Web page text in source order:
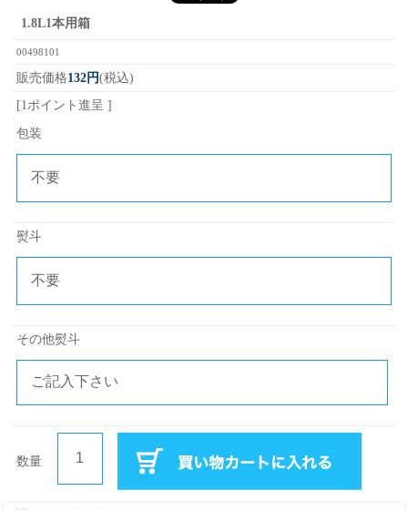
1.8L1本用箱
00498101
販売価格132円(税込)
[1ポイント進呈 ]
包装
熨斗
その他熨斗
数量